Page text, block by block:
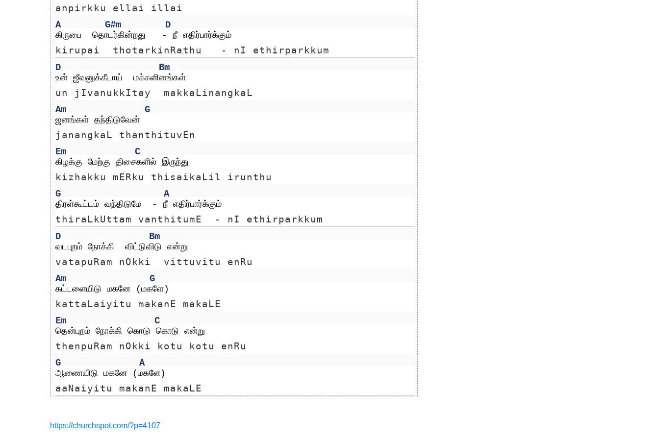
anpirkku ellai illai
A
G#m D
கிருபை  தொடர்கின்றது   - நீ எதிர்பார்க்கும்
kirupai  thotarkinRathu   - nI ethirparkkum
D
Bm
உன் ஜீவனுக்கீடாய்  மக்களினங்கள்
un jIvanukkItay  makkaLinangkaL
Am
G
ஜனங்கள் தந்திடுவேன்
janangkaL thanthituvEn
Em
C
கிழக்கு மேற்கு திசைகளில் இருந்து
kizhakku mERku thisaikaLil irunthu
G
A
திரள்கூட்டம் வந்திடுமே  - நீ எதிர்பார்க்கும்
thiraLkUttam vanthitumE  - nI ethirparkkum
D
Bm
வடபுறம் நோக்கி  விட்டுவிடு என்று
vatapuRam nOkki  vittuvitu enRu
Am
G
கட்டளையிடு மகனே (மகளே)
kattaLaiyitu makanE makaLE
Em
C
தென்புறம் நோக்கி கொடு கொடு என்று
thenpuRam nOkki kotu kotu enRu
G
A
ஆணையிடு மகனே (மகளே)
aaNaiyitu makanE makaLE
https://churchspot.com/?p=4107